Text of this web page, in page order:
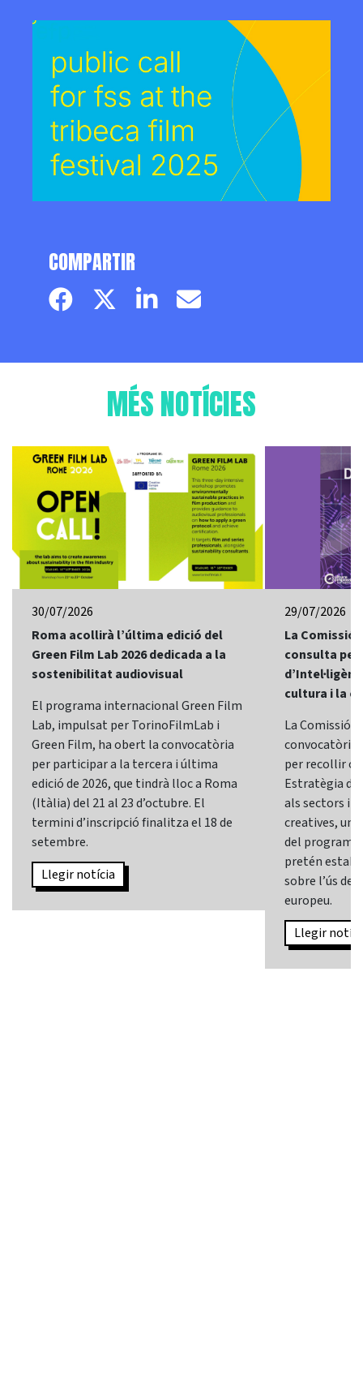
COMPARTIR
Facebook pageTwitter page
LinkedinEmail
MÉS NOTÍCIES
30/07/2026
Roma acollirà l’última edició del
Green Film Lab 2026 dedicada a la
sostenibilitat audiovisual
El programa internacional Green Film
Lab, impulsat per TorinoFilmLab i
Green Film, ha obert la convocatòria
per participar a la tercera i última
edició de 2026, que tindrà lloc a Roma
(Itàlia) del 21 al 23 d’octubre. El
termini d’inscripció finalitza el 18 de
setembre.
Llegir notícia
29/07/2026
La Comissió
consulta
cultura i la
La Comissió
convocatòria
per recollir
Estratègia
als sectors i
creatives,
del programa
pretén
sobre l’ús de
europeu.
Llegir